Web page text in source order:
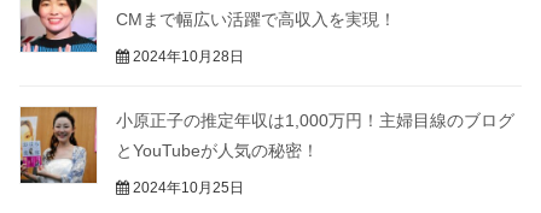
CMまで幅広い活躍で高収入を実現！
2024年10月28日
小原正子の推定年収は1,000万円！主婦目線のブログ
とYouTubeが人気の秘密！
2024年10月25日